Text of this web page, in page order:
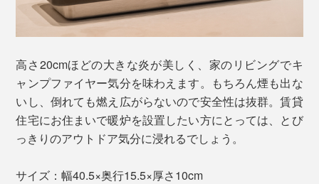
高さ20cmほどの大きな炎が美しく、家のリビングでキ
ャンプファイヤー気分を味わえます。もちろん煙も出な
いし、倒れても燃え広がらないので安全性は抜群。賃貸
住宅にお住まいで暖炉を設置したい方にとっては、とび
っきりのアウトドア気分に浸れるでしょう。
サイズ：幅40.5×奥行15.5×厚さ10cm